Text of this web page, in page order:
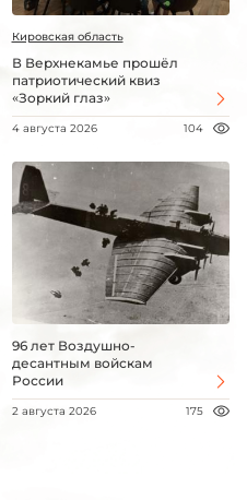
Кировская область
В Верхнекамье прошёл
патриотический квиз
«Зоркий глаз»
4 августа 2026 104
96 лет Воздушно-
десантным войскам
России
2 августа 2026 175